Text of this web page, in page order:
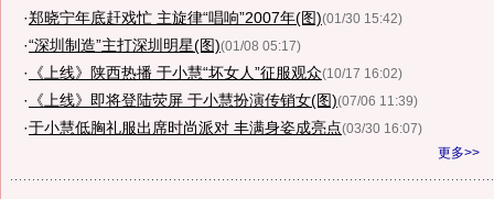
·郑晓宁年底赶戏忙 主旋律“唱响”2007年(图)(01/30 15:42)
·“深圳制造”主打深圳明星(图)(01/08 05:17)
· 《上线》陕西热播 于小慧“坏女人”征服观众(10/17 16:02)
· 《上线》即将登陆荧屏 于小慧扮演传销女(图)(07/06 11:39)
·于小慧低胸礼服出席时尚派对 丰满身姿成亮点(03/30 16:07)
更多>>